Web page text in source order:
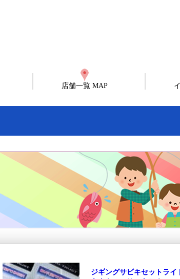
店舗一覧 MAP
ジギングサビキセットラ